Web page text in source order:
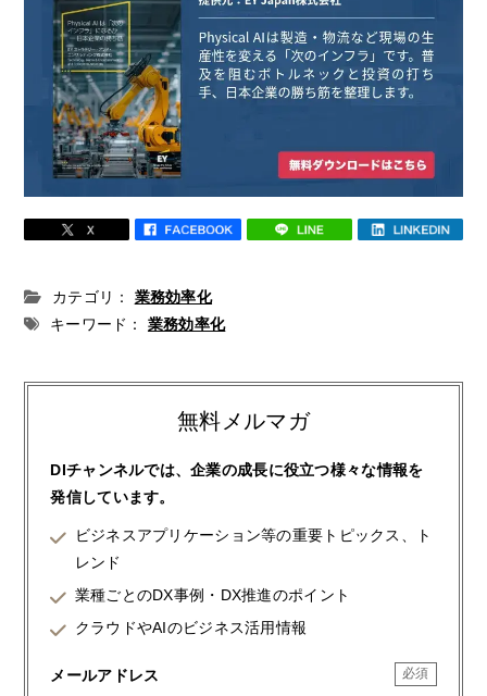
カテゴリ：
業務効率化
キーワード：
業務効率化
無料メルマガ
DIチャンネルでは、企業の成長に役立つ様々な情報を
発信しています。
ビジネスアプリケーション等の重要トピックス、ト
レンド
業種ごとのDX事例・DX推進のポイント
クラウドやAIのビジネス活用情報
メールアドレス